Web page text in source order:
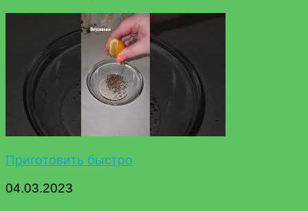
Приготовить быстро
04.03.2023